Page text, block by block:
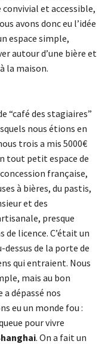
et accessible,
avons donc eu l’idée
espace simple,
autour d’une bière et
la maison.
“café des stagiaires”
nous étions en
trois a mis 5000€
tout petit espace de
française,
à bières, du pastis,
et des
presque
de licence. C’était un
de la porte de
qui entraient. Nous
mais au bon
dépassé nos
eu un monde fou :
pour vivre
. On a fait un